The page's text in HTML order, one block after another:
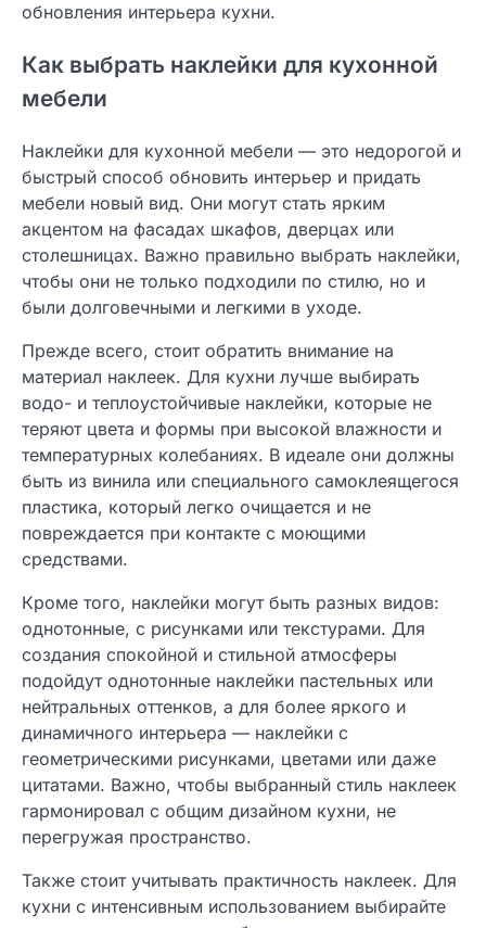
обновления интерьера кухни.
Как выбрать наклейки для кухонной
мебели
Наклейки для кухонной мебели — это недорогой и
быстрый способ обновить интерьер и придать
мебели новый вид. Они могут стать ярким
акцентом на фасадах шкафов, дверцах или
столешницах. Важно правильно выбрать наклейки,
чтобы они не только подходили по стилю, но и
были долговечными и легкими в уходе.
Прежде всего, стоит обратить внимание на
материал наклеек. Для кухни лучше выбирать
водо- и теплоустойчивые наклейки, которые не
теряют цвета и формы при высокой влажности и
температурных колебаниях. В идеале они должны
быть из винила или специального самоклеящегося
пластика, который легко очищается и не
повреждается при контакте с моющими
средствами.
Кроме того, наклейки могут быть разных видов:
однотонные, с рисунками или текстурами. Для
создания спокойной и стильной атмосферы
подойдут однотонные наклейки пастельных или
нейтральных оттенков, а для более яркого и
динамичного интерьера — наклейки с
геометрическими рисунками, цветами или даже
цитатами. Важно, чтобы выбранный стиль наклеек
гармонировал с общим дизайном кухни, не
перегружая пространство.
Также стоит учитывать практичность наклеек. Для
кухни с интенсивным использованием выбирайте